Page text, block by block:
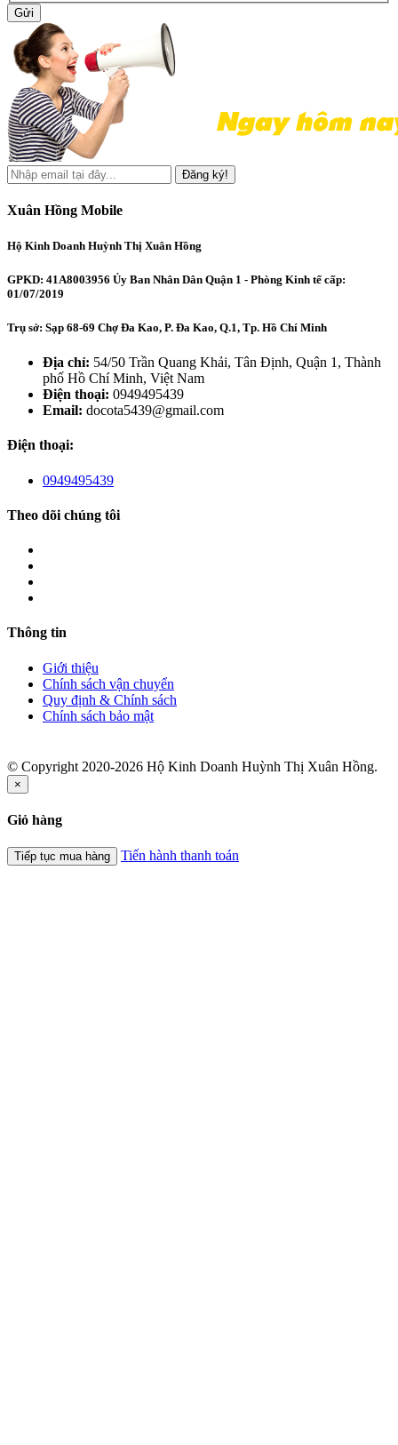
Gửi
Đăng ký!
Xuân Hồng Mobile
Hộ Kinh Doanh Huỳnh Thị Xuân Hồng
GPKD: 41A8003956 Ủy Ban Nhân Dân Quận 1 - Phòng Kinh tế cấp:
01/07/2019
Trụ sở: Sạp 68-69 Chợ Đa Kao, P. Đa Kao, Q.1, Tp. Hồ Chí Minh
Địa chỉ: 54/50 Trần Quang Khải, Tân Định, Quận 1, Thành
phố Hồ Chí Minh, Việt Nam
Điện thoại: 0949495439
Email: docota5439@gmail.com
Điện thoại:
0949495439
Theo dõi chúng tôi
Thông tin
Giới thiệu
Chính sách vận chuyển
Quy định & Chính sách
Chính sách bảo mật
© Copyright 2020-2026 Hộ Kinh Doanh Huỳnh Thị Xuân Hồng.
×
Giỏ hàng
Tiếp tục mua hàng Tiến hành thanh toán